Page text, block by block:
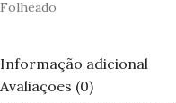
Folheado
Informação adicional
Avaliações (0)